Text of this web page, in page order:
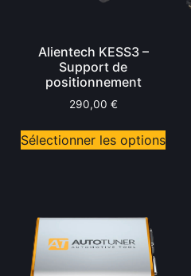
Alientech KESS3 –
Support de
positionnement
290,00 €
Sélectionner les options